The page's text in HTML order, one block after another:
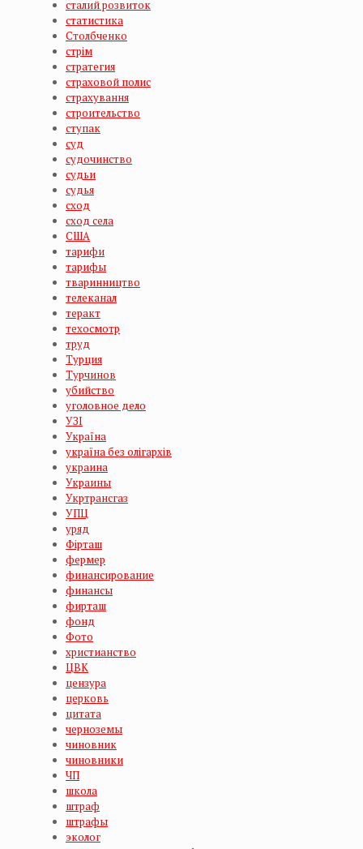
сталий розвиток
статистика
Столбченко
стрім
стратегия
страховой полис
страхування
строительство
ступак
суд
судочинство
судьи
судья
сход
сход села
США
тарифи
тарифы
тваринництво
телеканал
теракт
техосмотр
труд
Турция
Турчинов
убийство
уголовное дело
УЗІ
Україна
україна без олігархів
украина
Украины
Укртрансгаз
УПЦ
уряд
Фірташ
фермер
финансирование
финансы
фирташ
фонд
Фото
христианство
ЦВК
цензура
церковь
цитата
черноземы
чиновник
чиновники
ЧП
школа
штраф
штрафы
эколог